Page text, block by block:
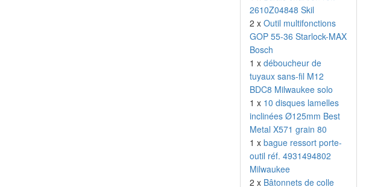
2610Z04848 Skil
2 x Outil multifonctions
GOP 55-36 Starlock-MAX
Bosch
1 x déboucheur de
tuyaux sans-fil M12
BDC8 Milwaukee solo
1 x 10 disques lamelles
inclinées Ø125mm Best
Metal X571 grain 80
1 x bague ressort porte-
outil réf. 4931494802
Milwaukee
2 x Bâtonnets de colle